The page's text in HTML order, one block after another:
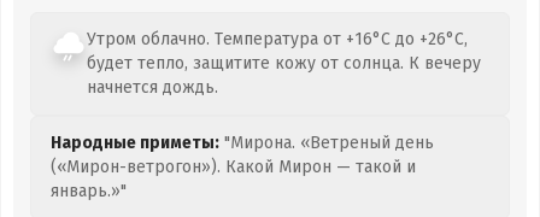
Утром облачно. Температура от +16°C до +26°C,
будет тепло, защитите кожу от солнца. К вечеру
начнется дождь.
Народные приметы: "Мирона. «Ветреный день
(«Мирон-ветрогон»). Какой Мирон — такой и
январь.»"